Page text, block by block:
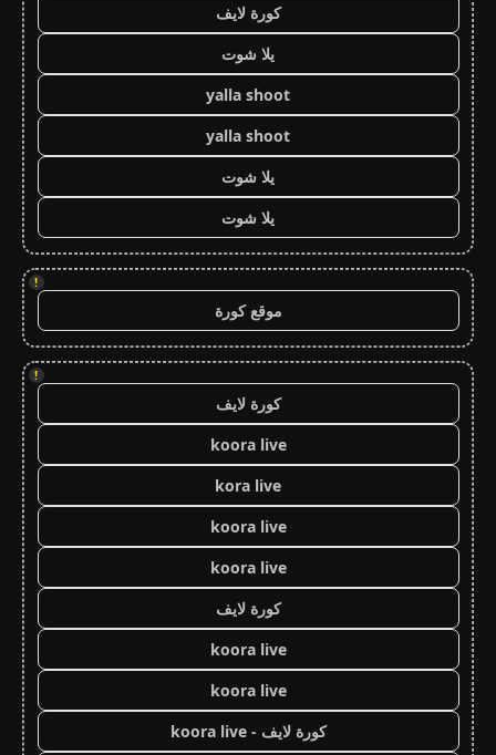
كورة لايف
يلا شوت
yalla shoot
yalla shoot
يلا شوت
يلا شوت
!
موقع كورة
!
كورة لايف
koora live
kora live
koora live
koora live
كورة لايف
koora live
koora live
كورة لايف - koora live